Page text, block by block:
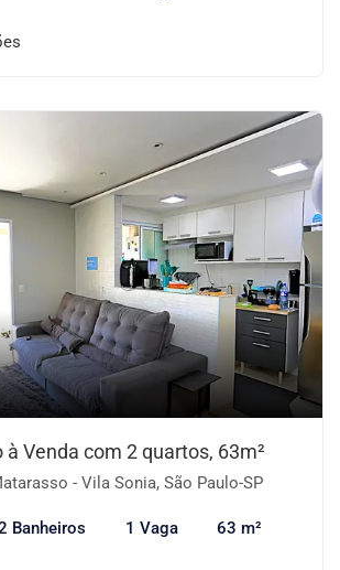
Venda com 2 quartos, 63m²
- Vila Sonia, São Paulo-SP
Banheiros 1 Vaga 63 m²